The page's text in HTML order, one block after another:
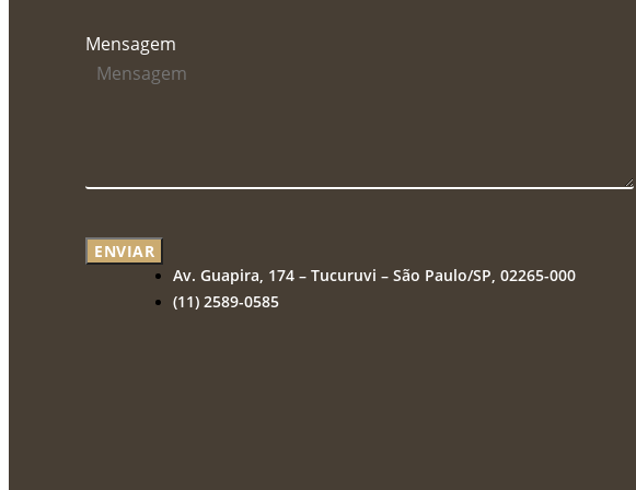
Mensagem
ENVIAR
Av. Guapira, 174 – Tucuruvi – São Paulo/SP, 02265-000
(11) 2589-0585